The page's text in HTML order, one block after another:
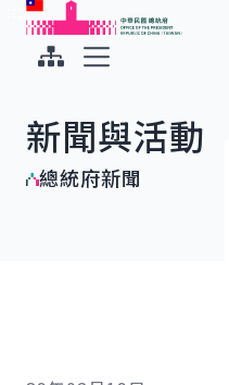
跳到主要內容
中華民國總統府
新聞與活動
總統府新聞